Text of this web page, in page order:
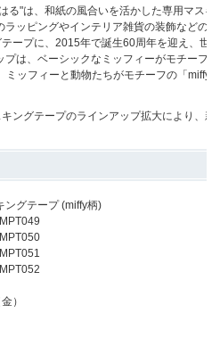
"は、和紙の風合いを活かした専用マス
ラッピングやインテリア雑貨の装飾などの
ープに、2015年で誕生60周年を迎え、世
プは、ベーシックなミッフィーがモチーフ
ミッフィーと動物たちがモチーフの「miffy
ングテープのラインアップ拡大により、
ングテープ (miffy柄)
）